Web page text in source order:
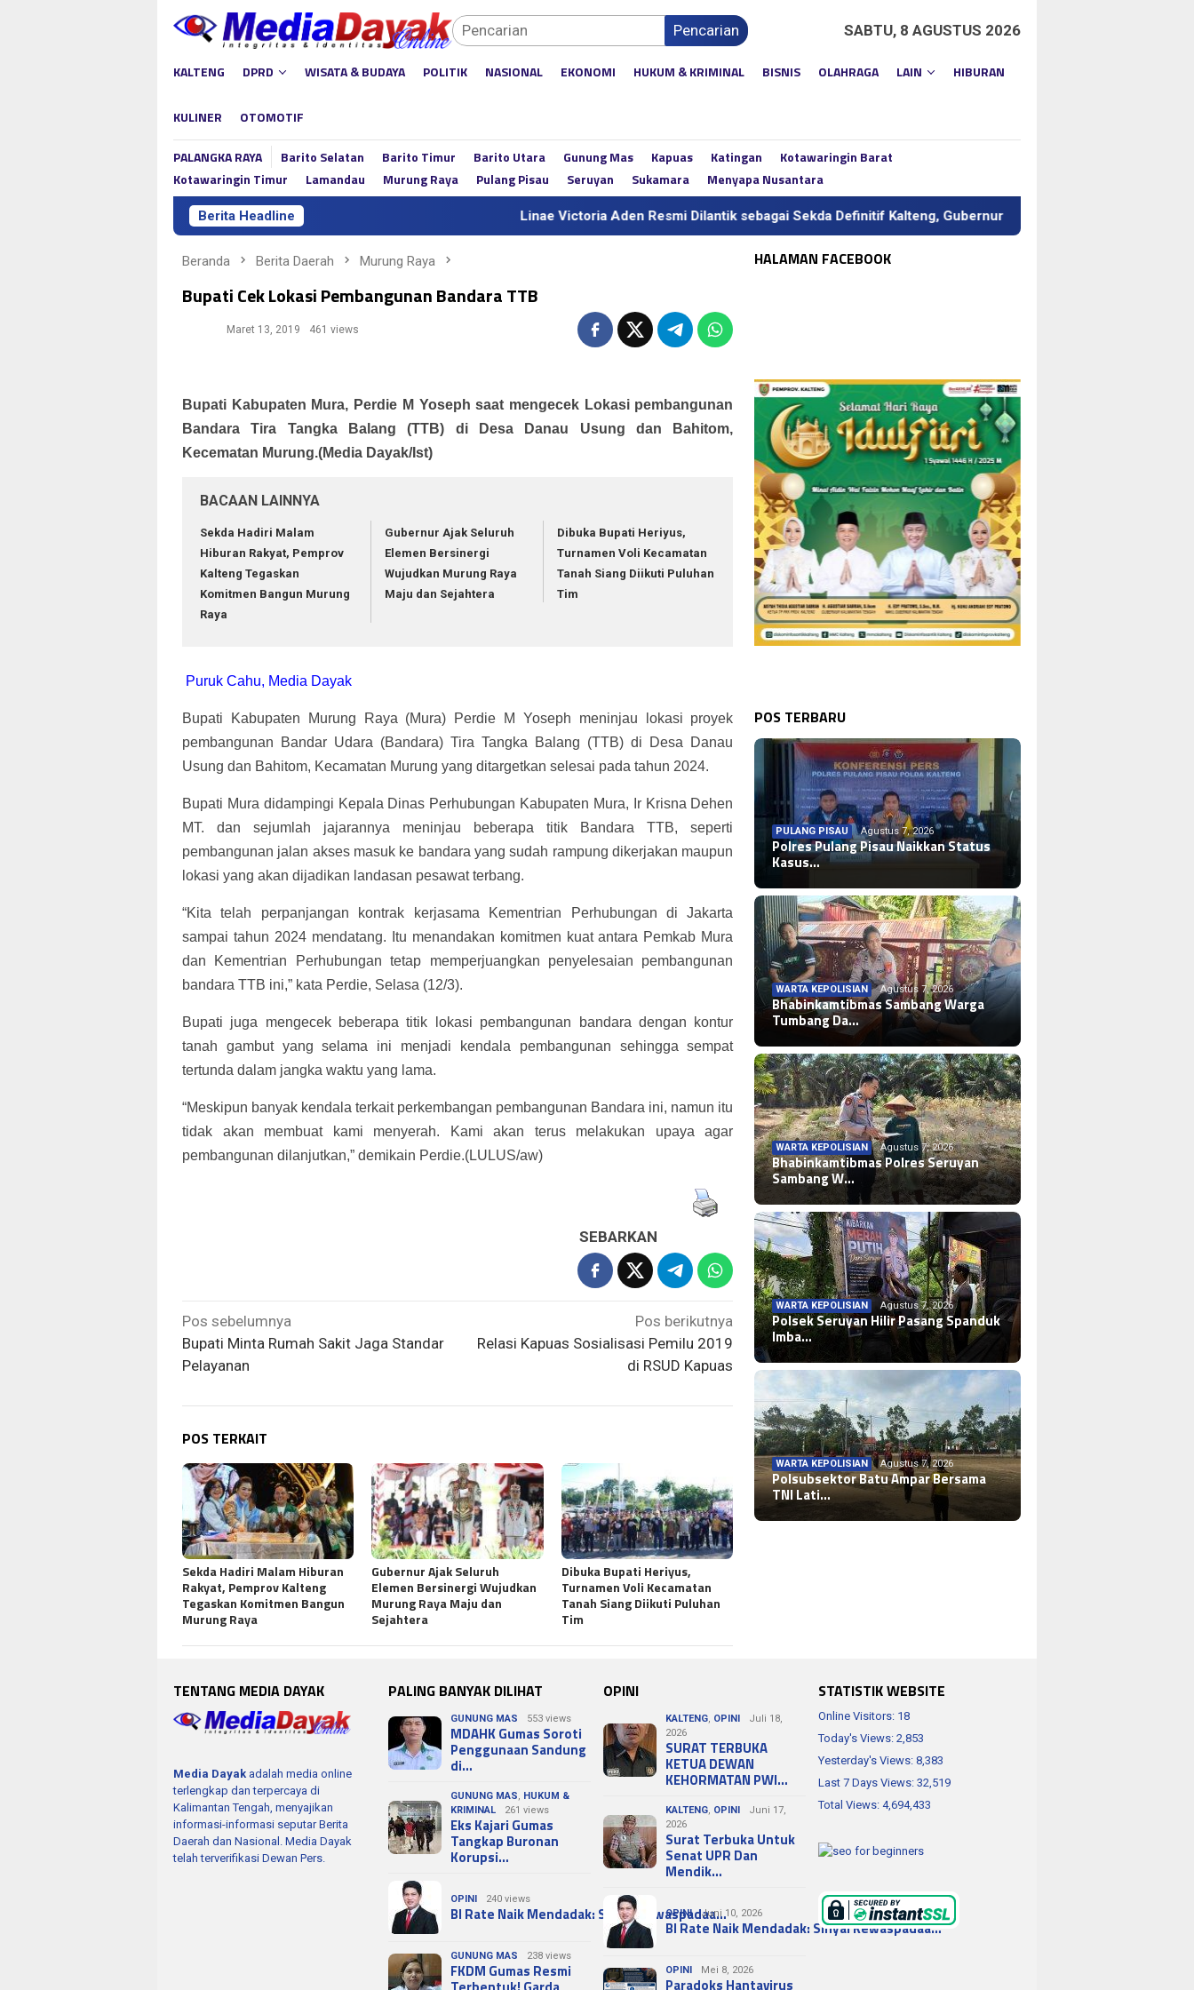
Loncat
Pencarian SABTU, 8 AGUSTUS 2026
KALTENG DPRD WISATA & BUDAYA POLITIK NASIONAL EKONOMI HUKUM & KRIMINAL BISNIS OLAHRAGA LAIN HIBURAN
KULINER OTOMOTIF
PALANGKA RAYA Barito Selatan Barito Timur Barito Utara Gunung Mas Kapuas Katingan
Kotawaringin Barat
Kotawaringin Timur
Lamandau Murung Raya Pulang Pisau Seruyan Sukamara Menyapa Nusantara
Berita Headline Linae Victoria Aden Resmi Dilantik sebagai Sekda Definitif Kalteng, Gubernur Tekankan Kerja Keras dan Kolaborasi
Beranda Berita Daerah Murung Raya
Bupati Cek Lokasi Pembangunan Bandara TTB
Maret 13, 2019 461 views
Bupati Kabupaten Mura, Perdie M Yoseph saat mengecek Lokasi pembangunan
Bandara Tira Tangka Balang (TTB) di Desa Danau Usung dan Bahitom,
Kecematan Murung.(Media Dayak/Ist)
BACAAN LAINNYA
Sekda Hadiri Malam
Hiburan Rakyat, Pemprov
Kalteng Tegaskan
Komitmen Bangun Murung
Raya
Gubernur Ajak Seluruh
Elemen Bersinergi
Wujudkan Murung Raya
Maju dan Sejahtera
Dibuka Bupati Heriyus,
Turnamen Voli Kecamatan
Tanah Siang Diikuti Puluhan
Tim
Puruk Cahu, Media Dayak
Bupati Kabupaten Murung Raya (Mura) Perdie M Yoseph meninjau lokasi proyek
pembangunan Bandar Udara (Bandara) Tira Tangka Balang (TTB) di Desa Danau
Usung dan Bahitom, Kecamatan Murung yang ditargetkan selesai pada tahun 2024.
Bupati Mura didampingi Kepala Dinas Perhubungan Kabupaten Mura, Ir Krisna Dehen
MT. dan sejumlah jajarannya meninjau beberapa titik Bandara TTB, seperti
pembangunan jalan akses masuk ke bandara yang sudah rampung dikerjakan maupun
lokasi yang akan dijadikan landasan pesawat terbang.
“Kita telah perpanjangan kontrak kerjasama Kementrian Perhubungan di Jakarta
sampai tahun 2024 mendatang. Itu menandakan komitmen kuat antara Pemkab Mura
dan Kementrian Perhubungan tetap memperjuangkan penyelesaian pembangunan
bandara TTB ini,” kata Perdie, Selasa (12/3).
Bupati juga mengecek beberapa titik lokasi pembangunan bandara dengan kontur
tanah gambut yang selama ini menjadi kendala pembangunan sehingga sempat
tertunda dalam jangka waktu yang lama.
“Meskipun banyak kendala terkait perkembangan pembangunan Bandara ini, namun itu
tidak akan membuat kami menyerah. Kami akan terus melakukan upaya agar
pembangunan dilanjutkan,” demikain Perdie.(LULUS/aw)
SEBARKAN
Navigasi
pos
Pos sebelumnya
Bupati Minta Rumah Sakit Jaga Standar
Pelayanan
Pos berikutnya
Relasi Kapuas Sosialisasi Pemilu 2019
di RSUD Kapuas
POS TERKAIT
Sekda Hadiri Malam Hiburan
Rakyat, Pemprov Kalteng
Tegaskan Komitmen Bangun
Murung Raya
Gubernur Ajak Seluruh
Elemen Bersinergi Wujudkan
Murung Raya Maju dan
Sejahtera
Dibuka Bupati Heriyus,
Turnamen Voli Kecamatan
Tanah Siang Diikuti Puluhan
Tim
HALAMAN FACEBOOK
POS TERBARU
PULANG PISAU Agustus 7, 2026
Polres Pulang Pisau Naikkan Status
Kasus…
WARTA KEPOLISIAN Agustus 7, 2026
Bhabinkamtibmas Sambang Warga
Tumbang Da…
WARTA KEPOLISIAN Agustus 7, 2026
Bhabinkamtibmas Polres Seruyan
Sambang W…
WARTA KEPOLISIAN Agustus 7, 2026
Polsek Seruyan Hilir Pasang Spanduk
Imba…
WARTA KEPOLISIAN Agustus 7, 2026
Polsubsektor Batu Ampar Bersama
TNI Lati…
TENTANG MEDIA DAYAK
Media Dayak adalah media online
terlengkap dan terpercaya di
Kalimantan Tengah, menyajikan
informasi-informasi seputar Berita
Daerah dan Nasional. Media Dayak
telah terverifikasi Dewan Pers.
PALING BANYAK DILIHAT
GUNUNG MAS 553 views
MDAHK Gumas Soroti
Penggunaan Sandung
di…
GUNUNG MAS, HUKUM &
KRIMINAL
261 views
Eks Kajari Gumas
Tangkap Buronan
Korupsi…
OPINI 240 views
BI Rate Naik Mendadak: Sinyal Kewaspadaa…
GUNUNG MAS 238 views
FKDM Gumas Resmi
OPINI
KALTENG, OPINI
Juli 18,
2026
SURAT TERBUKA
KETUA DEWAN
KEHORMATAN PWI…
KALTENG, OPINI
Juni 17,
2026
Surat Terbuka Untuk
Senat UPR Dan
Mendik…
OPINI Juni 10, 2026
BI Rate Naik Mendadak: Sinyal Kewaspadaa…
OPINI Mei 8, 2026
Paradoks Hantavirus
STATISTIK WEBSITE
Online Visitors: 18
Today's Views: 2,853
Yesterday's Views: 8,383
Last 7 Days Views: 32,519
Total Views: 4,694,433